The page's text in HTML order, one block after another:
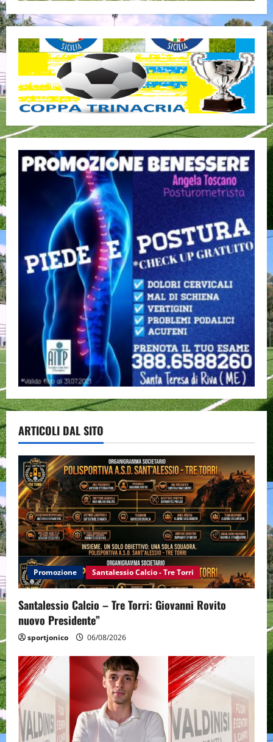
ARTICOLI DAL SITO
Promozione Santalessio Calcio - Tre Torri
Santalessio Calcio – Tre Torri: Giovanni Rovito
nuovo Presidente”
sportjonico 06/08/2026